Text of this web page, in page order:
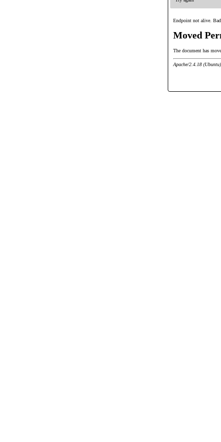
Endpoint not alive.
Moved
The document has
Apache/2.4.18